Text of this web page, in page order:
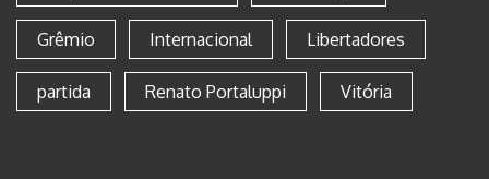
Grêmio Internacional Libertadores
partida Renato Portaluppi Vitória